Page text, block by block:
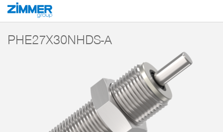
Démarrage Produits
PHE27X30NHDS-A